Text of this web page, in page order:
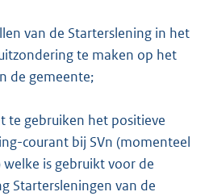
van de Starterslening in het
te maken op het
de gemeente;
te gebruiken het positieve
courant bij SVn (momenteel
is gebruikt voor de
Startersleningen van de